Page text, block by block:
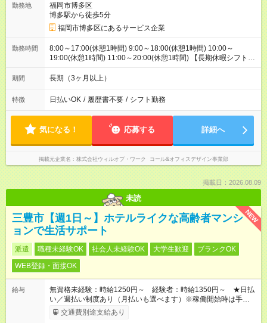
勤務地
福岡市博多区
博多駅から徒歩5分
福岡市博多区にあるサービス企業
勤務時間
8:00～17:00(休憩1時間) 9:00～18:00(休憩1時間) 10:00～
19:00(休憩1時間) 11:00～20:00(休憩1時間) 【長期休暇シフト】
長期休暇：振り替え出勤なし（したい方相談OK） 年末年始：毎
年11月に決定（基本は長期休暇になります:2025年度実績：
（お盆）：暦通り（休み希望あれば受付可）
期間 長期（3ヶ月以上）
特徴 日払いOK / 履歴書不要 / シフト勤務
気になる！ 応募する 詳細へ
掲載元企業名 株式会社ウィルオブ・ワーク コール&オフィスデザイン事業部
掲載日：2026.08.09
未読
NEW
三豊市【週1日～】ホテルライクな高齢者マンシ
ョンで生活サポート
派遣 職種未経験OK 社会人未経験OK 大学生歓迎
ブランクOK
WEB登録・面接OK
給与
無資格未経験：時給1250円～ 経験者：時給1350円～ ★日払
い／週払い制度あり（月払いも選べます）※稼働開始時は手続き
完了次第のお支払いとなります。
交通費別途支給あり